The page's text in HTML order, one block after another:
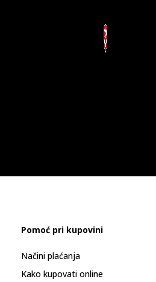
Pomoć pri kupovini
Načini plaćanja
Kako kupovati online